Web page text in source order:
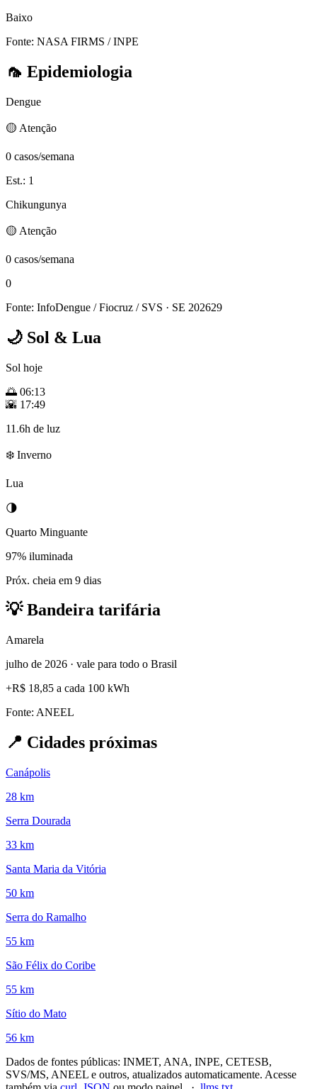
Baixo
Fonte: NASA FIRMS / INPE
🦟 Epidemiologia
Dengue
🟡 Atenção
0 casos/semana
Est.: 1
Chikungunya
🟡 Atenção
0 casos/semana
0
Fonte: InfoDengue / Fiocruz / SVS · SE 202629
🌙 Sol & Lua
Sol hoje
🌅 06:13
🌇 17:49
11.6h de luz
❄️ Inverno
Lua
🌗
Quarto Minguante
97% iluminada
Próx. cheia em 9 dias
💡Bandeira tarifária
Amarela
julho de 2026 · vale para todo o Brasil
+R$ 18,85 a cada 100 kWh
Fonte: ANEEL
📍 Cidades próximas
Canápolis
28 km
Serra Dourada
33 km
Santa Maria da Vitória
50 km
Serra do Ramalho
55 km
São Félix do Coribe
55 km
Sítio do Mato
56 km
Dados de fontes públicas: INMET, ANA, INPE, CETESB,
SVS/MS, ANEEL e outros, atualizados automaticamente. Acesse